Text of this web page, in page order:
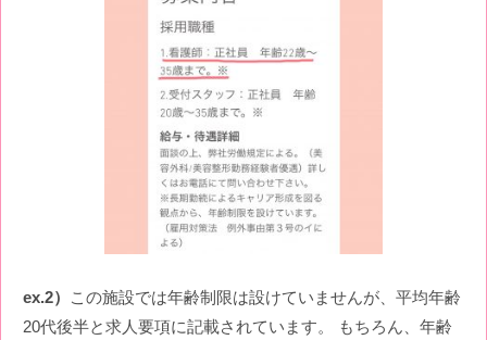
ex.2）
この施設では年齢制限は設けていませんが、平均年齢
20代後半と求人要項に記載されています。 もちろん、年齢